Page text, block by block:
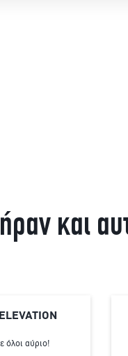
και
όλοι αύριο!